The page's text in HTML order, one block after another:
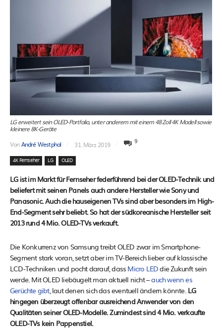
LG erweitert sein OLED-Portfolio, unter anderem mit einem 48 Zoll 4K Modell sowie
kleinere 8K-Geräte
VonAndré Westphal 31. März 2019 9
4K Fernseher LG OLED
LG ist im Markt für Fernseher federführend bei der OLED-Technik und
beliefert mit seinen Panels auch andere Hersteller wie Sony und
Panasonic. Auch die hauseigenen TVs sind aber besonders im High-
End-Segment sehr beliebt. So hat der südkoreanische Hersteller seit
2013 rund 4 Mio. OLED-TVs verkauft.
Die Konkurrenz von Samsung treibt OLED zwar im Smartphone-
Segment stark voran, setzt aber im TV-Bereich lieber auf klassische
LCD-Techniken und pocht darauf, dass Micro LEDdie Zukunft sein
werde. Mit OLED liebäugelt man aktuell nicht –auch wenn es
Gerüchte gibt, laut denen sich das eventuell ändern könnte. LG
hingegen überzeugt offenbar ausreichend Anwender von den
Qualitäten seiner OLED-Modelle. Zumindest sind 4 Mio. verkaufte
OLED-TVs kein Pappenstiel.